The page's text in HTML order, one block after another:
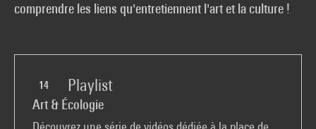
comprendre les liens qu'entretiennent l'art et la culture !
14 Playlist
Art & Écologie